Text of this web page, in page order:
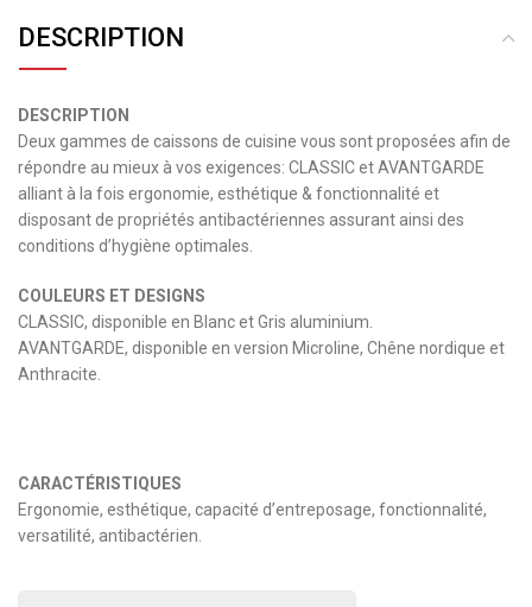
DESCRIPTION
DESCRIPTION
Deux gammes de caissons de cuisine vous sont proposées afin de
répondre au mieux à vos exigences: CLASSIC et AVANTGARDE
alliant à la fois ergonomie, esthétique & fonctionnalité et
disposant de propriétés antibactériennes assurant ainsi des
conditions d’hygiène optimales.
COULEURS ET DESIGNS
CLASSIC, disponible en Blanc et Gris aluminium.
AVANTGARDE, disponible en version Microline, Chêne nordique et
Anthracite.
CARACTÉRISTIQUES
Ergonomie, esthétique, capacité d’entreposage, fonctionnalité,
versatilité, antibactérien.